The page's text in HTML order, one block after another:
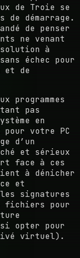
de Troie se
de démarrage.
de penser
ne venant
à
échec pour
et de
programmes
pas
en
votre PC
d’un
et sérieux
face à ces
à dénicher
et
signatures
fichiers pour
opter pour
virtuel).